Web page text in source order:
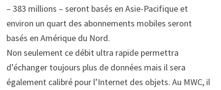
– 383 millions – seront basés en Asie-Pacifique et
environ un quart des abonnements mobiles seront
basés en Amérique du Nord.
Non seulement ce débit ultra rapide permettra
d’échanger toujours plus de données mais il sera
également calibré pour l’Internet des objets. Au MWC, il